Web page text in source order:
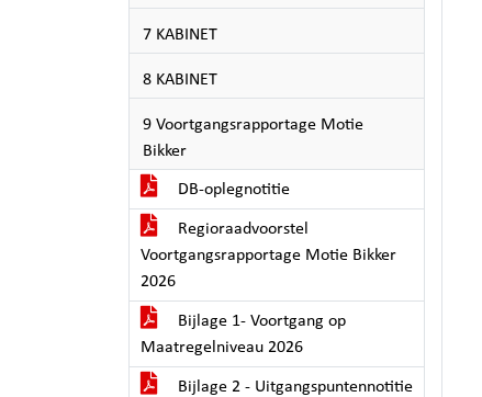
7 KABINET
8 KABINET
9 Voortgangsrapportage Motie
Bikker
DB-oplegnotitie
Regioraadvoorstel
Voortgangsrapportage Motie Bikker
2026
Bijlage 1- Voortgang op
Maatregelniveau 2026
Bijlage 2 - Uitgangspuntennotitie